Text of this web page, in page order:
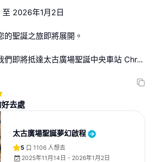
2026年1月2日
的聖誕之旅即將展開。
們即將抵達太古廣場聖誕中央車站 Chr...
好去處
太古廣場聖誕夢幻啟程
5 1106 人想去
2025年11月14日 - 2026年1月2日